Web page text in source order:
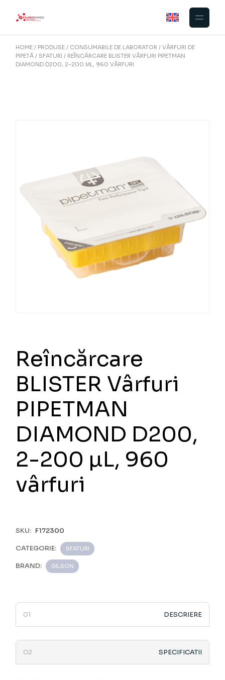
HOME PRODUSE CONSUMABILE DE LABORATOR
VÂRFURI DE
PIPETĂ
SFATURI
REÎNCĂRCARE BLISTER VÂRFURI PIPETMAN
DIAMOND D200, 2-200 ΜL, 960 VÂRFURI
Reîncărcare
BLISTER Vârfuri
PIPETMAN
DIAMOND D200,
2-200 µL, 960
vârfuri
SKU: F172300
CATEGORIE: SFATURI
BRAND: GILSON
DESCRIERE
SPECIFICATII